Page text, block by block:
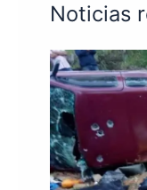
Noticias